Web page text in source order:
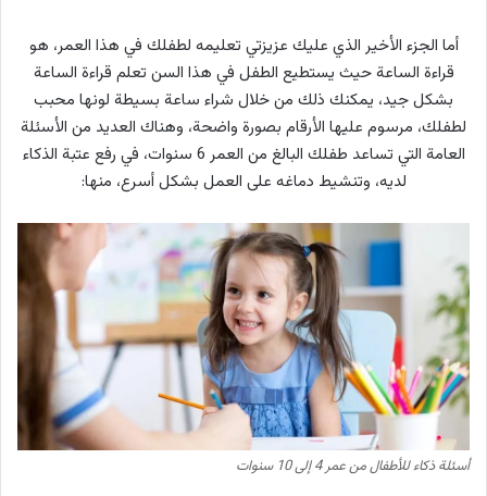
أما الجزء الأخير الذي عليك عزيزتي تعليمه لطفلك في هذا العمر، هو
قراءة الساعة حيث يستطيع الطفل في هذا السن تعلم قراءة الساعة
بشكل جيد، يمكنك ذلك من خلال شراء ساعة بسيطة لونها محبب
لطفلك، مرسوم عليها الأرقام بصورة واضحة، وهناك العديد من الأسئلة
العامة التي تساعد طفلك البالغ من العمر 6 سنوات، في رفع عتبة الذكاء
لديه، وتنشيط دماغه على العمل بشكل أسرع، منها:
أسئلة ذكاء للأطفال من عمر 4 إلى 10 سنوات